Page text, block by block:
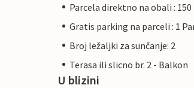
Parcela direktno na obali : 150
Gratis parking na parceli : 1
Broj ležaljki za sunčanje: 2
Terasa ili slicno br. 2 - Balkon
U blizini